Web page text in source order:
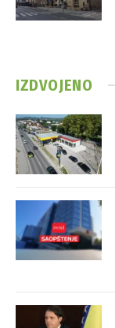
IZDVOJENO